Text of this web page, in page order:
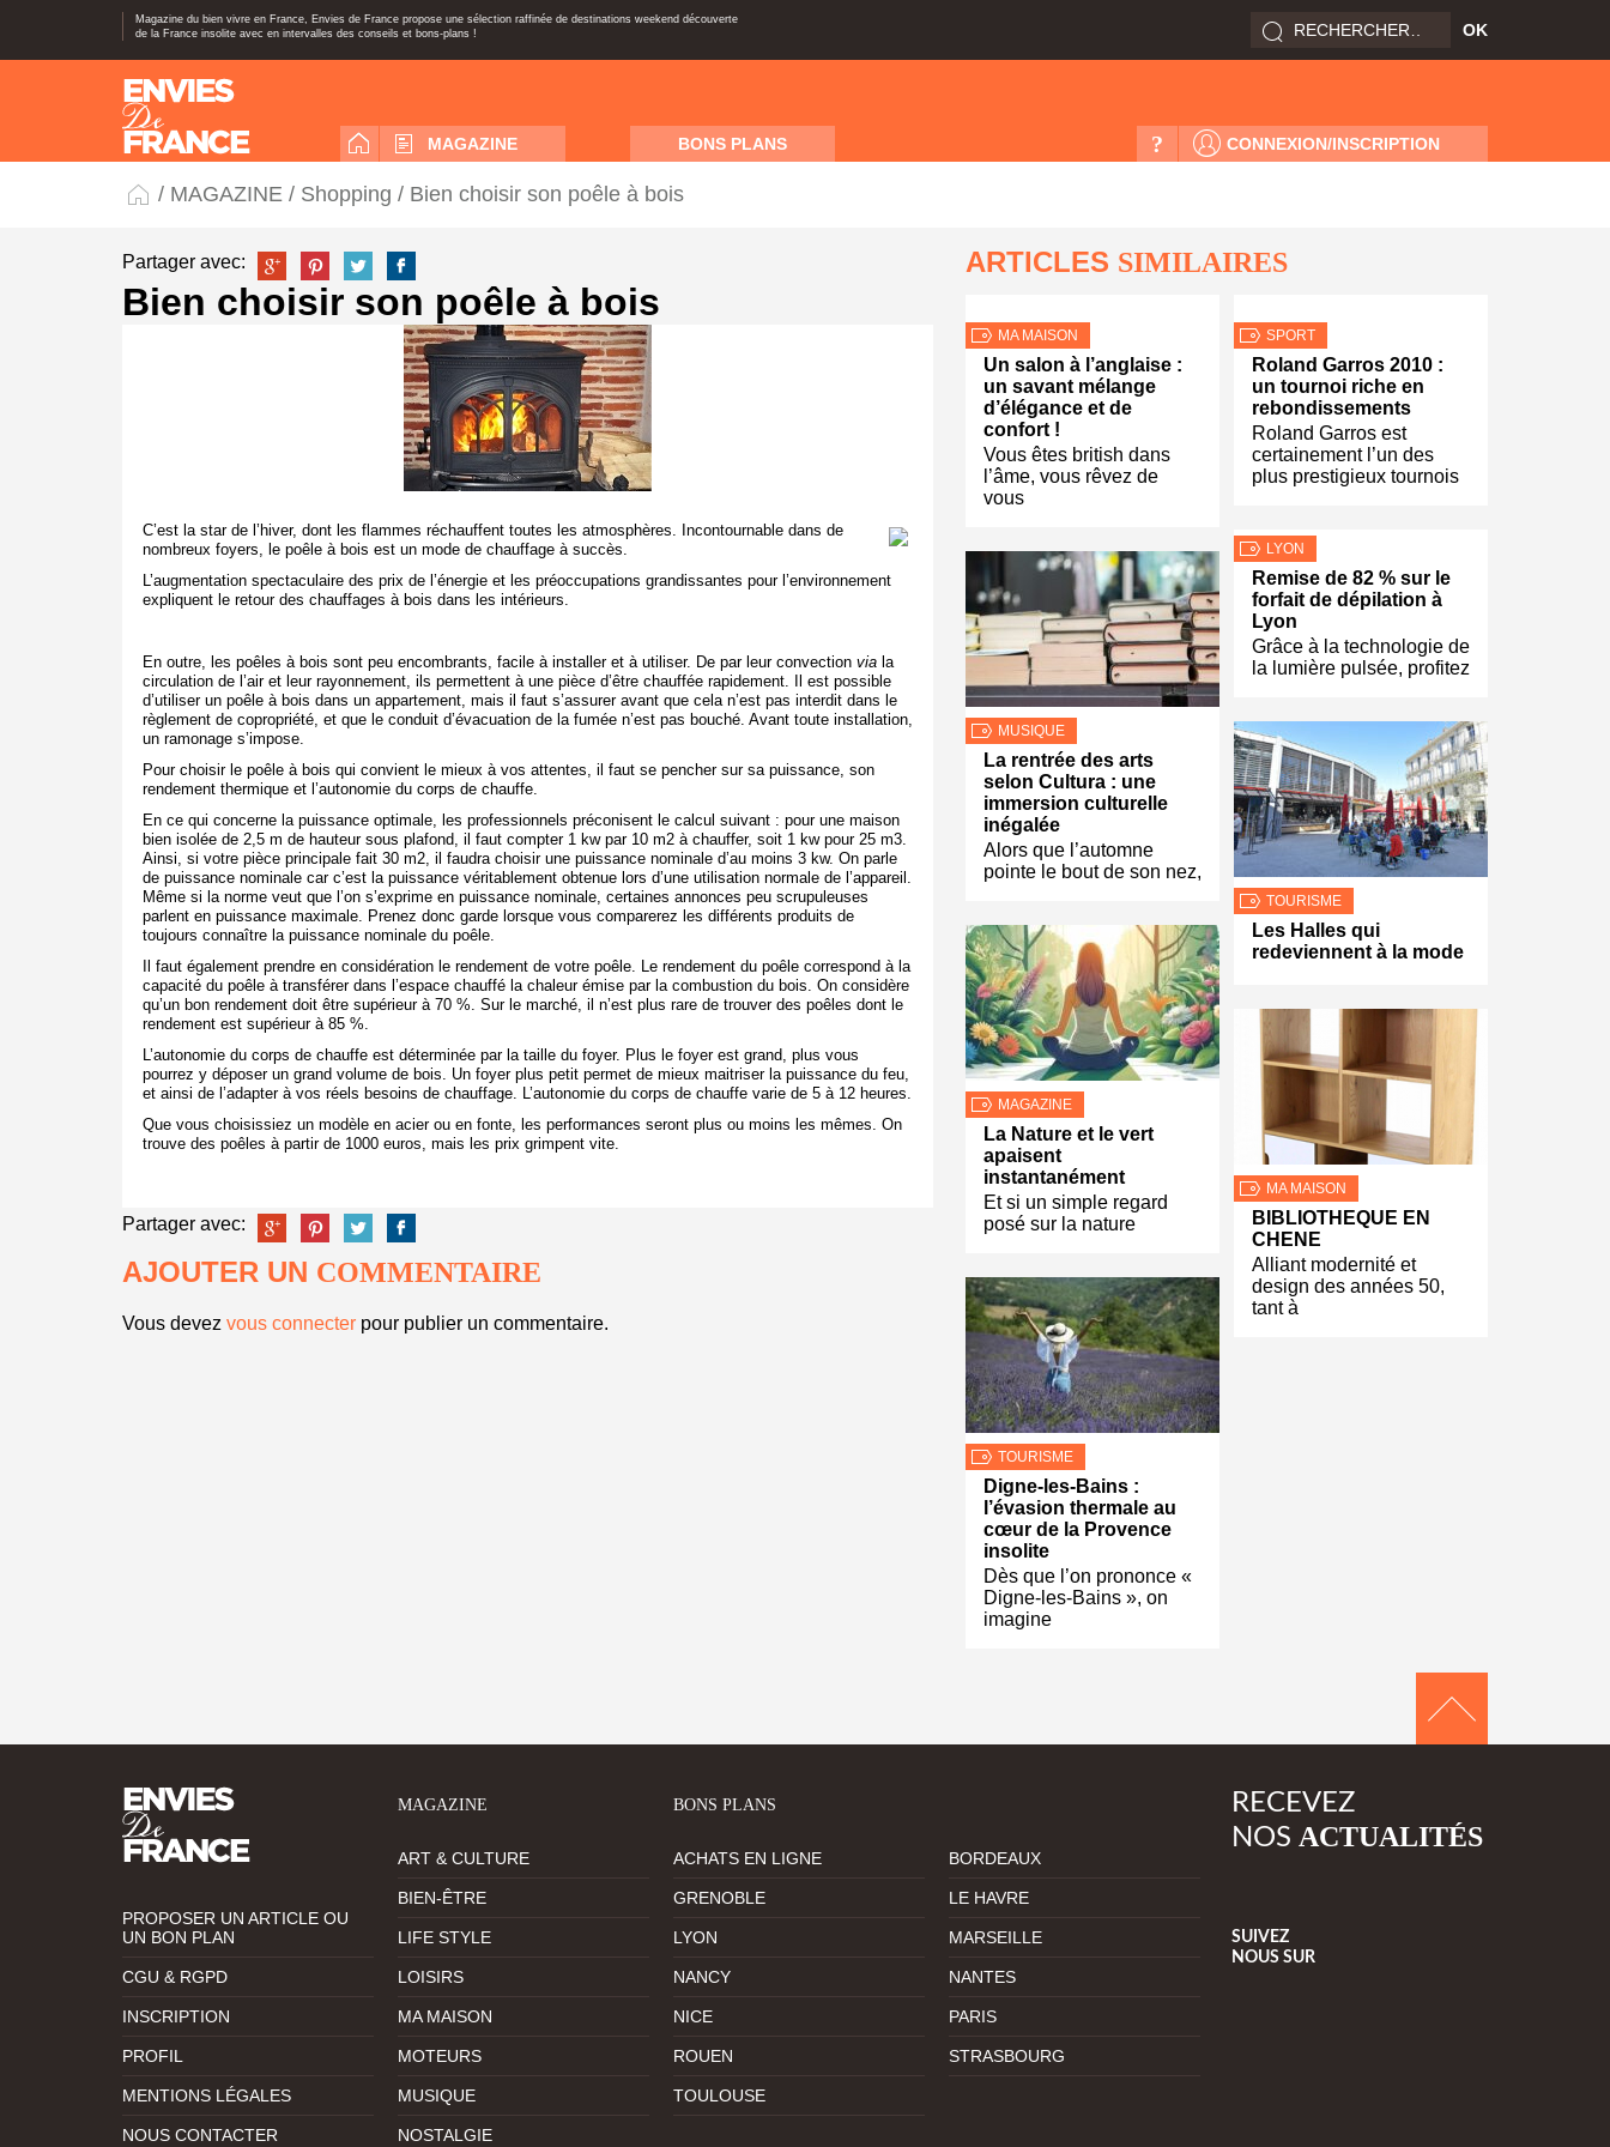
Magazine du bien vivre en France, Envies de France propose une sélection raffinée de destinations weekend découverte
de la France insolite avec en intervalles des conseils et bons-plans !
MAGAZINE BONS PLANS CONNEXION/INSCRIPTION
?
/ MAGAZINE / Shopping / Bien choisir son poêle à bois
Partager avec:
Bien choisir son poêle à bois
C’est la star de l’hiver, dont les flammes réchauffent toutes les atmosphères. Incontournable dans de
nombreux foyers, le poêle à bois est un mode de chauffage à succès.
L’augmentation spectaculaire des prix de l’énergie et les préoccupations grandissantes pour l’environnement
expliquent le retour des chauffages à bois dans les intérieurs.
En outre, les poêles à bois sont peu encombrants, facile à installer et à utiliser. De par leur convection via la
circulation de l’air et leur rayonnement, ils permettent à une pièce d’être chauffée rapidement. Il est possible
d’utiliser un poêle à bois dans un appartement, mais il faut s’assurer avant que cela n’est pas interdit dans le
règlement de copropriété, et que le conduit d’évacuation de la fumée n’est pas bouché. Avant toute installation,
un ramonage s’impose.
Pour choisir le poêle à bois qui convient le mieux à vos attentes, il faut se pencher sur sa puissance, son
rendement thermique et l’autonomie du corps de chauffe.
En ce qui concerne la puissance optimale, les professionnels préconisent le calcul suivant : pour une maison
bien isolée de 2,5 m de hauteur sous plafond, il faut compter 1 kw par 10 m2 à chauffer, soit 1 kw pour 25 m3.
Ainsi, si votre pièce principale fait 30 m2, il faudra choisir une puissance nominale d’au moins 3 kw. On parle
de puissance nominale car c’est la puissance véritablement obtenue lors d’une utilisation normale de l’appareil.
Même si la norme veut que l’on s’exprime en puissance nominale, certaines annonces peu scrupuleuses
parlent en puissance maximale. Prenez donc garde lorsque vous comparerez les différents produits de
toujours connaître la puissance nominale du poêle.
Il faut également prendre en considération le rendement de votre poêle. Le rendement du poêle correspond à la
capacité du poêle à transférer dans l’espace chauffé la chaleur émise par la combustion du bois. On considère
qu’un bon rendement doit être supérieur à 70 %. Sur le marché, il n’est plus rare de trouver des poêles dont le
rendement est supérieur à 85 %.
L’autonomie du corps de chauffe est déterminée par la taille du foyer. Plus le foyer est grand, plus vous
pourrez y déposer un grand volume de bois. Un foyer plus petit permet de mieux maitriser la puissance du feu,
et ainsi de l’adapter à vos réels besoins de chauffage. L’autonomie du corps de chauffe varie de 5 à 12 heures.
Que vous choisissiez un modèle en acier ou en fonte, les performances seront plus ou moins les mêmes. On
trouve des poêles à partir de 1000 euros, mais les prix grimpent vite.
Partager avec:
AJOUTER UN COMMENTAIRE
Vous devez vous connecter pour publier un commentaire.
ARTICLES SIMILAIRES
MA MAISON
Un salon à l’anglaise :
un savant mélange
d’élégance et de
confort !
Vous êtes british dans
l’âme, vous rêvez de
vous
MUSIQUE
La rentrée des arts
selon Cultura : une
immersion culturelle
inégalée
Alors que l’automne
pointe le bout de son nez,
MAGAZINE
La Nature et le vert
apaisent
instantanément
Et si un simple regard
posé sur la nature
TOURISME
Digne-les-Bains :
l’évasion thermale au
cœur de la Provence
insolite
Dès que l’on prononce «
Digne-les-Bains », on
imagine
SPORT
Roland Garros 2010 :
un tournoi riche en
rebondissements
Roland Garros est
certainement l’un des
plus prestigieux tournois
LYON
Remise de 82 % sur le
forfait de dépilation à
Lyon
Grâce à la technologie de
la lumière pulsée, profitez
TOURISME
Les Halles qui
redeviennent à la mode
MA MAISON
BIBLIOTHEQUE EN
CHENE
Alliant modernité et
design des années 50,
tant à
PROPOSER UN ARTICLE OU
UN BON PLAN
CGU & RGPD
INSCRIPTION
PROFIL
MENTIONS LÉGALES
NOUS CONTACTER
MAGAZINE
ART & CULTURE
BIEN-ÊTRE
LIFE STYLE
LOISIRS
MA MAISON
MOTEURS
MUSIQUE
NOSTALGIE
BONS PLANS
ACHATS EN LIGNE BORDEAUX
GRENOBLE LE HAVRE
LYON MARSEILLE
NANCY NANTES
NICE PARIS
ROUEN STRASBOURG
TOULOUSE
RECEVEZ
NOS ACTUALITÉS
SUIVEZ
NOUS SUR